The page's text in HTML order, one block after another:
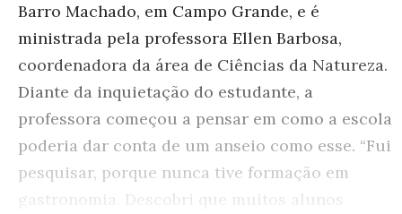
Barro Machado, em Campo Grande, e é
ministrada pela professora Ellen Barbosa,
coordenadora da área de Ciências da Natureza.
Diante da inquietação do estudante, a
professora começou a pensar em como a escola
poderia dar conta de um anseio como esse. “Fui
pesquisar, porque nunca tive formação em
gastronomia. Descobri que muitos alunos